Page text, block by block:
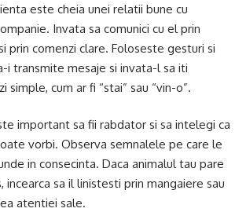
este cheia unei relatii bune cu
Invata sa comunici cu el prin
prin comenzi clare. Foloseste gesturi si
i transmite mesaje si invata-l sa iti
simple, cum ar fi “stai” sau “vin-o”.
important sa fii rabdator si sa intelegi ca
vorbi. Observa semnalele pe care le
in consecinta. Daca animalul tau pare
incearca sa il linistesti prin mangaiere sau
atentiei sale.